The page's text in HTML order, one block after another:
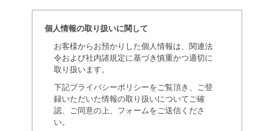
個人情報の取り扱いに関して
お客様からお預かりした個人情報は、関連法
令および社内諸規定に基づき慎重かつ適切に
取り扱います。
下記プライバシーポリシーをご覧頂き、ご登
録いただいた情報の取り扱いについてご確
認、ご同意の上、フォームをご送信くださ
い。